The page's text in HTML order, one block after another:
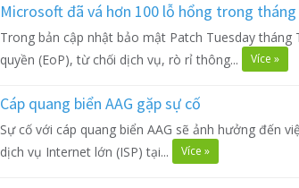
Microsoft đã vá hơn 100 lỗ hổng trong
Trong bản cập nhật bảo mật Patch Tuesday
quyền (EoP), từ chối dịch vụ, rò rỉ thông...
Více »
Cáp quang biển AAG gặp sự cố
Sự cố với cáp quang biển AAG sẽ ảnh hưởng đến
dịch vụ Internet lớn (ISP) tại...
Více »